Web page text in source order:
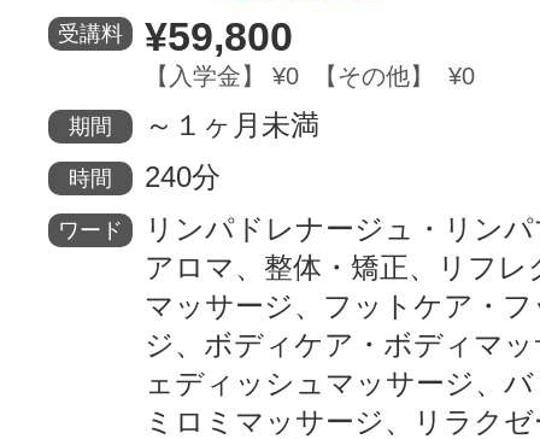
受講料 ¥59,800
【入学金】 ¥0 【その他】 ¥0
期間 ～１ヶ月未満
時間 240分
ワード
リンパドレナージュ・リン
アロマ、整体・矯正、リフレ
マッサージ、フットケア・
ジ、ボディケア・ボディマ
ェディッシュマッサージ、
ミロミマッサージ、リラク